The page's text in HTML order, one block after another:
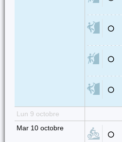
⚪
⚪
⚪
Lun 9 octobre
Mar 10 octobre
⚪